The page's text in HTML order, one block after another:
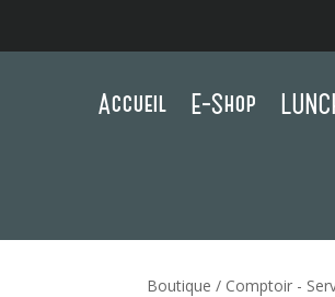
Accueil E-Shop
Boutique / Comptoir -